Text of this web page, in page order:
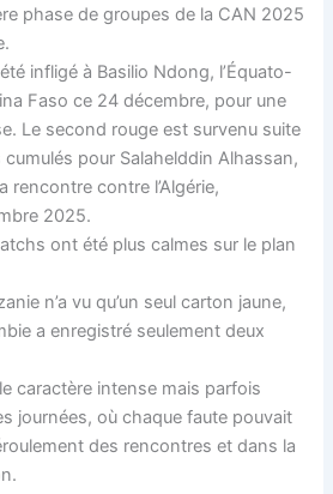
phase de groupes de la CAN 2025
infligé à Basilio Ndong, l’Équato-
Faso ce 24 décembre, pour une
Le second rouge est survenu suite
pour Salahelddin Alhassan,
rencontre contre l’Algérie,
2025.
ont été plus calmes sur le plan
n’a vu qu’un seul carton jaune,
a enregistré seulement deux
caractère intense mais parfois
journées, où chaque faute pouvait
des rencontres et dans la